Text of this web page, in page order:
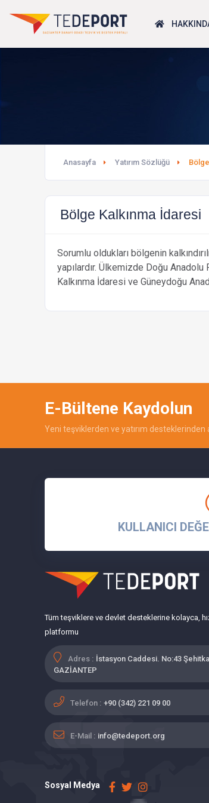
Anasayfa Yatırım Sözlüğü
Bölge Kalkınma İdaresi
Sorumlu oldukları bölgenin
yapılardır. Ülkemizde Doğu
Kalkınma İdaresi ve Güneydoğu
E-Bültene Kaydolun
Yeni teşviklerden ve yatırım desteklerinden
KULLANICI
Tüm teşviklere ve devlet desteklerine kolayca,
platformu
Adres : İstasyon Caddesi. No:43
GAZİANTEP
Telefon : +90 (342) 221 09 00
E-Mail : info@tedeport.org
Sosyal Medya